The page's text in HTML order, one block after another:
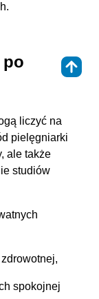
liczyć na
pielęgniarki
ale także
studiów
spokojnej